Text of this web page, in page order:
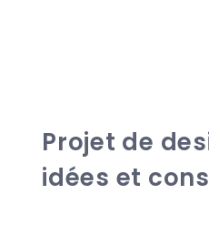
Projet de
idées et